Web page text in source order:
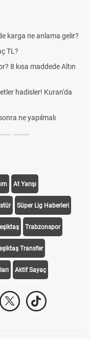
karga ne anlama gelir?
TL?
8 kısa maddede Altın
hadisler! Kuran'da
ne yapılmalı
At Yarışı
Süper Lig Haberleri
Trabzonspor
Transfer
Aktif Sayaç